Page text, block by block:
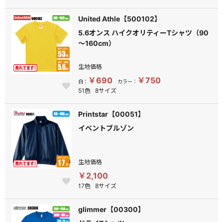
United Athle【500102】
5.6オンス ハイクオリティーTシャツ（90
～160cm）
生地価格
白： ￥690 カラー： ￥750
51色 8サイズ
Printstar【00051】
イベントブルゾン
生地価格
￥2,100
17色 8サイズ
glimmer【00300】